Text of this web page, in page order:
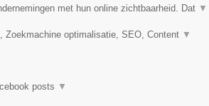
met hun online zichtbaarheid. Dat ▼
Zoekmachine optimalisatie, SEO, Content ▼
posts ▼